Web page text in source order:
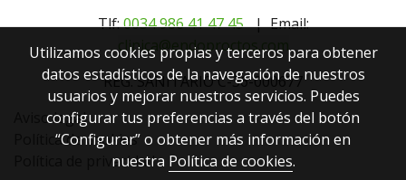
Tlf:0034 986 41 47 45| Email:
clinica@endoproctos.com
REG. SANITARIO C-36-000677
Aviso legal
Política de cookies
Política de privacidad
Utilizamos cookies propias y terceros para obtener
datos estadísticos de la navegación de nuestros
usuarios y mejorar nuestros servicios. Puedes
configurar tus preferencias a través del botón
“Configurar” o obtener más información en
nuestra Política de cookies.